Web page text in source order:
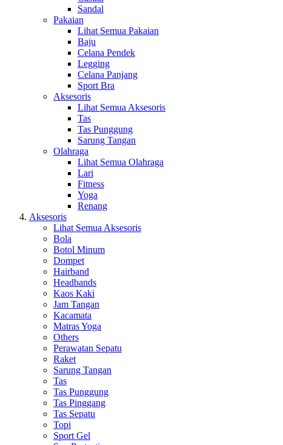
Sandal
Pakaian
Lihat Semua Pakaian
Baju
Celana Pendek
Legging
Celana Panjang
Sport Bra
Aksesoris
Lihat Semua Aksesoris
Tas
Tas Punggung
Sarung Tangan
Olahraga
Lihat Semua Olahraga
Lari
Fitness
Yoga
Renang
Aksesoris
Lihat Semua Aksesoris
Bola
Botol Minum
Dompet
Hairband
Headbands
Kaos Kaki
Jam Tangan
Kacamata
Matras Yoga
Others
Perawatan Sepatu
Raket
Sarung Tangan
Tas
Tas Punggung
Tas Pinggang
Tas Sepatu
Topi
Sport Gel